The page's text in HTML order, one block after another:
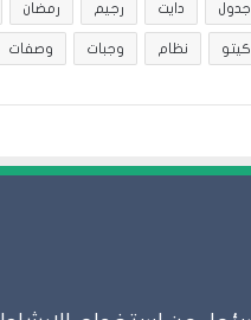
جدول دايت رجيم رمضان
كيتو نظام وجبات وصفات